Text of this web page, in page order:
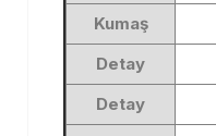
Kumaş
Detay
Detay